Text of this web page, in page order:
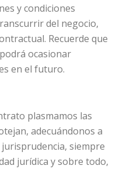
y condiciones
del negocio,
Recuerde que
ocasionar
en el futuro.
plasmamos las
adecuándonos a
siempre
jurídica y sobre todo,